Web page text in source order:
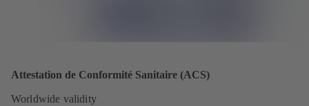
Attestation de Conformité Sanitaire (ACS)
Worldwide validity